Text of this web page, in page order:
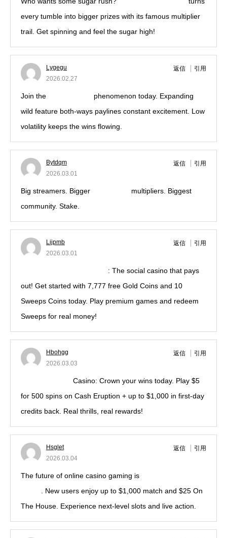
every tumble into bigger prizes with its famous multiplier
trail. Get spinning and feel the sugar high!
Lygegu
2026.02.27
返信 引用
Join the
phenomenon today. Expanding
wild feature both-ways paylines constant excitement. Low
volatility keeps the wins flowing.
Bytdqm
2026.03.01
返信 引用
Big streamers. Bigger
multipliers. Biggest
community. Stake.
Lijpmb
2026.03.01
返信 引用
: The social casino that pays
out! Get started with 7,777 free Gold Coins and 10
Sweeps Coins today. Play premium games and redeem
Sweeps for real money!
Hbohgg
2026.03.03
返信 引用
Casino: Crown your wins today. Play $5
for 500 spins on Cash Eruption + up to $1,000 in first-day
credits back. Real thrills, real rewards!
Hsglet
2026.03.04
返信 引用
The future of online casino gaming is
. New users enjoy up to $1,000 match and $25 On
The House. Experience next-level slots and live action.